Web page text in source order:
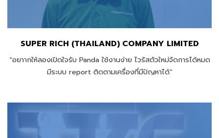
SUPER RICH (THAILAND) COMPANY LIMITED
“อยาากให้ลองเปิดใจรับ Panda ใช้งานง่าย ไวรัสตัวใหม่จัดการได้หมด
มีระบบ report ติดตามเครื่องที่มีปัญหาได้”